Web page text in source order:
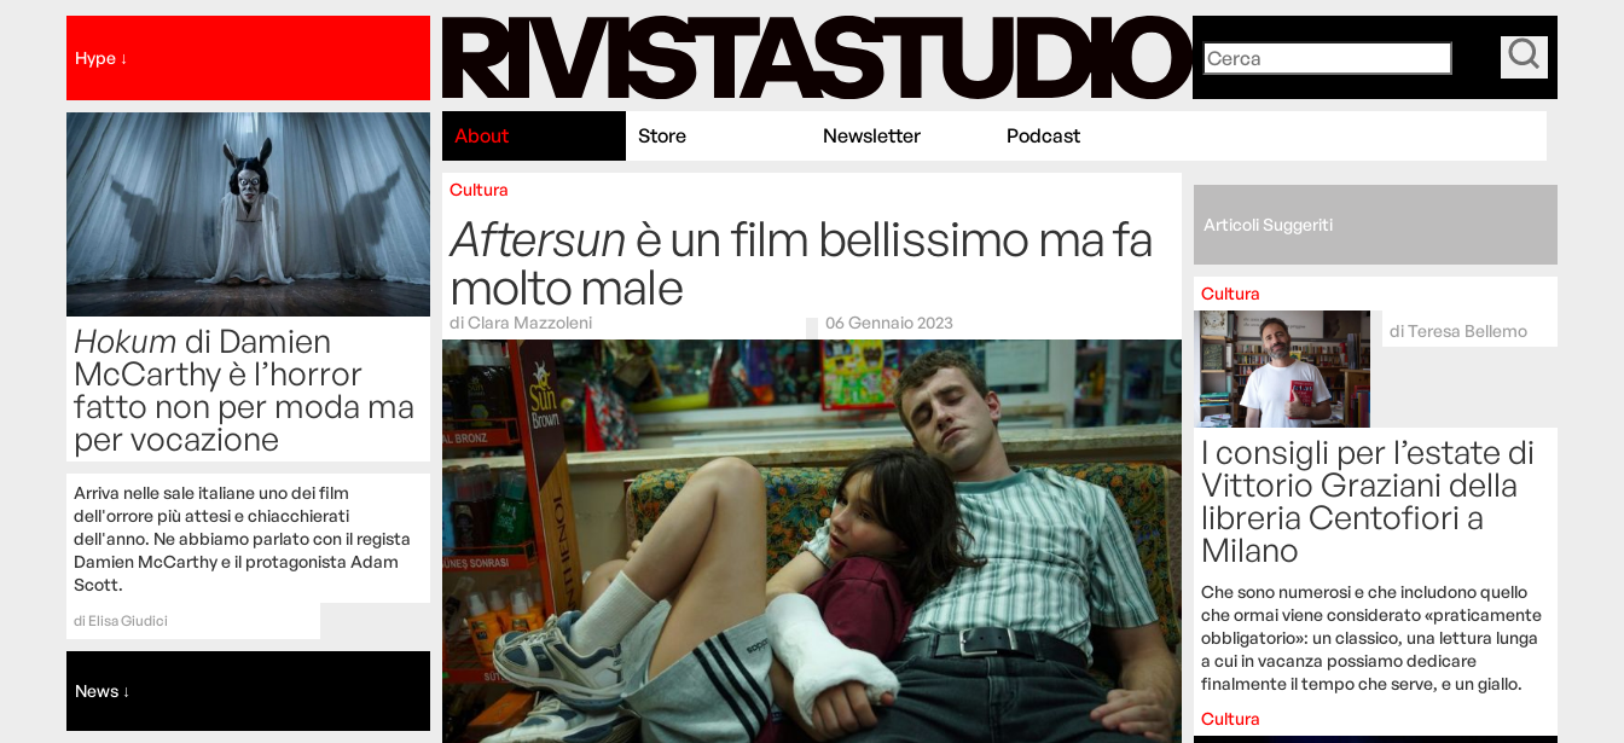
Hype ↓
Hokum di Damien
McCarthy è l’horror
fatto non per moda ma
per vocazione
Arriva nelle sale italiane uno dei film
dell'orrore più attesi e chiacchierati
dell'anno. Ne abbiamo parlato con il regista
Damien McCarthy e il protagonista Adam
Scott.
di Elisa Giudici
News ↓
About Store Newsletter Podcast
Cultura
Aftersun è un film bellissimo ma fa
molto male
diClara Mazzoleni 06 Gennaio 2023
Articoli Suggeriti
Cultura
diTeresa Bellemo
I consigli per l’estate di
Vittorio Graziani della
libreria Centofiori a
Milano
Che sono numerosi e che includono quello
che ormai viene considerato «praticamente
obbligatorio»: un classico, una lettura lunga
a cui in vacanza possiamo dedicare
finalmente il tempo che serve, e un giallo.
Cultura